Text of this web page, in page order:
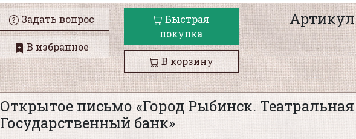
Задать вопрос
В избранное
Быстрая
покупка
В корзину
Открытое письмо «Город Рыбинск.
Государственный банк»